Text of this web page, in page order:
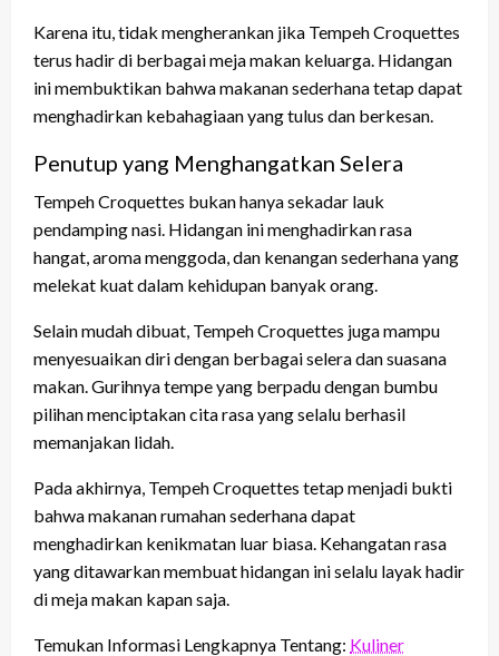
Karena itu, tidak mengherankan jika Tempeh Croquettes
terus hadir di berbagai meja makan keluarga. Hidangan
ini membuktikan bahwa makanan sederhana tetap dapat
menghadirkan kebahagiaan yang tulus dan berkesan.
Penutup yang Menghangatkan Selera
Tempeh Croquettes bukan hanya sekadar lauk
pendamping nasi. Hidangan ini menghadirkan rasa
hangat, aroma menggoda, dan kenangan sederhana yang
melekat kuat dalam kehidupan banyak orang.
Selain mudah dibuat, Tempeh Croquettes juga mampu
menyesuaikan diri dengan berbagai selera dan suasana
makan. Gurihnya tempe yang berpadu dengan bumbu
pilihan menciptakan cita rasa yang selalu berhasil
memanjakan lidah.
Pada akhirnya, Tempeh Croquettes tetap menjadi bukti
bahwa makanan rumahan sederhana dapat
menghadirkan kenikmatan luar biasa. Kehangatan rasa
yang ditawarkan membuat hidangan ini selalu layak hadir
di meja makan kapan saja.
Temukan Informasi Lengkapnya Tentang: Kuliner